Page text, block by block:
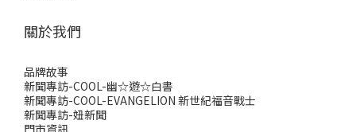
關於我們
品牌故事
新聞專訪-COOL-幽☆遊☆白書
新聞專訪-COOL-EVANGELION 新世紀福音戰士
新聞專訪-妞新聞
門市資訊